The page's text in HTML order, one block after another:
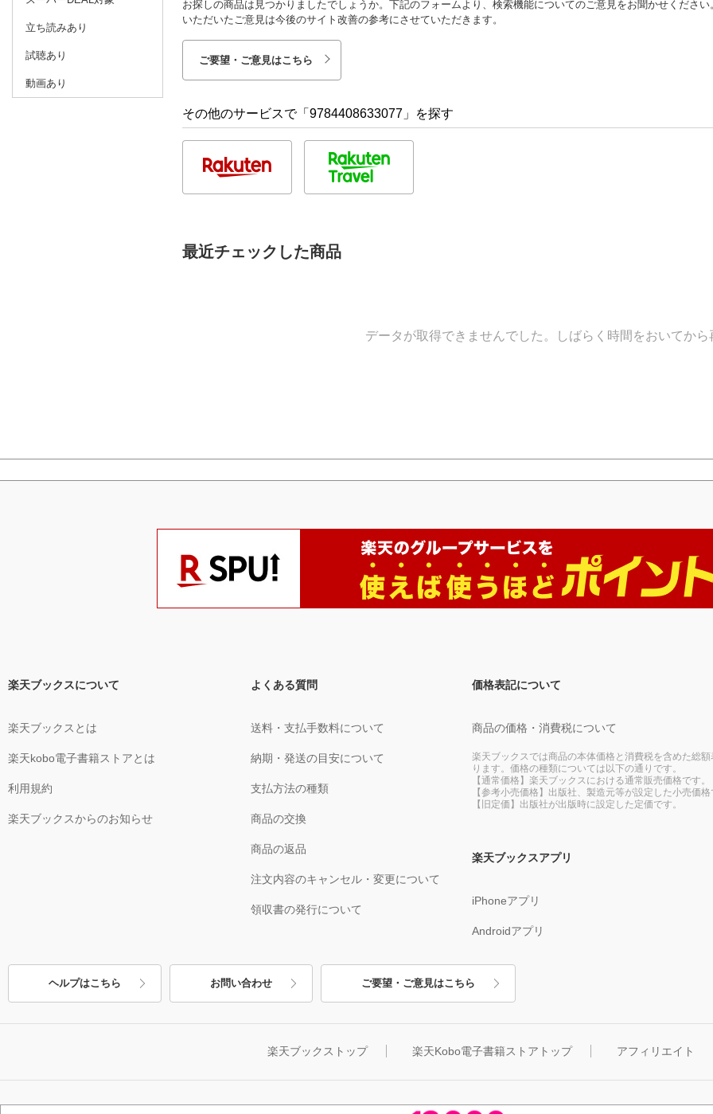
立ち読みあり
試聴あり
動画あり
お探しの商品は見つかりましたでしょうか。下記のフォームより、検索機能についてのご意見をお聞かせください
いただいたご意見は今後のサイト改善の参考にさせていただきます。
ご要望・ご意見はこちら
その他のサービスで「9784408633077」を探す
最近チェックした商品
データが取得できませんでした。しばらく時間をおいてから
楽天ブックスについて
楽天ブックスとは
楽天kobo電子書籍ストアとは
利用規約
楽天ブックスからのお知らせ
よくある質問
送料・支払手数料について
納期・発送の目安について
支払方法の種類
商品の交換
商品の返品
注文内容のキャンセル・変更について
領収書の発行について
価格表記について
商品の価格・消費税について
楽天ブックスでは商品の本体価格と消費税を含めた総額
ります。価格の種類については以下の通りです。
【通常価格】楽天ブックスにおける通常販売価格です。
【参考小売価格】出版社、製造元等が設定した小売価格
【旧定価】出版社が出版時に設定した定価です。
楽天ブックスアプリ
iPhoneアプリ
Androidアプリ
ヘルプはこちら お問い合わせ ご要望・ご意見はこちら
楽天ブックストップ 楽天Kobo電子書籍ストアトップ アフィリエイト